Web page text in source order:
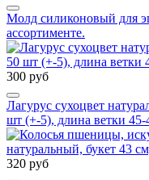
Молд силиконовый для
ассортименте.
300 руб
Лагурус сухоцвет
шт (+-5), длина ветки 45-
320 руб